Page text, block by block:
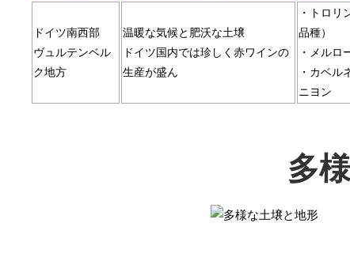
ドイツ南西部
ヴュルテンベル
ク地方
温暖な気候と肥沃な土壌
ドイツ国内では珍しく赤ワインの
生産が盛ん
・トロリ
品種）
・メルロ
・カベル
ニヨン
多